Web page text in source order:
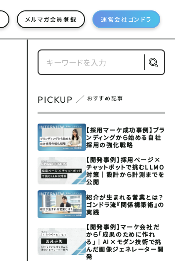
メルマガ会員登録 運営会社ゴンドラ
PICKUP おすすめ記事
【採用マーケ成功事例】ブラ
ンディングから始める自社
採用の強化戦略
【開発事例】採用ページ×
チャットボットで挑むLLMO
対策｜設計から計測までを
公開
紹介が生まれる営業とは？
ゴンドラ流『関係構築術』の
実践
【開発事例】マーケ会社だ
から「成果のために作れ
る」｜AI×モダン技術で挑
んだ画像ジェネレーター開
発